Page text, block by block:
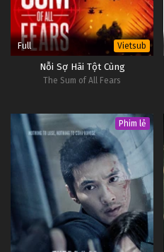
Full Vietsub
Nỗi Sợ Hãi Tột Cùng
The Sum of All Fears
Phim lẻ